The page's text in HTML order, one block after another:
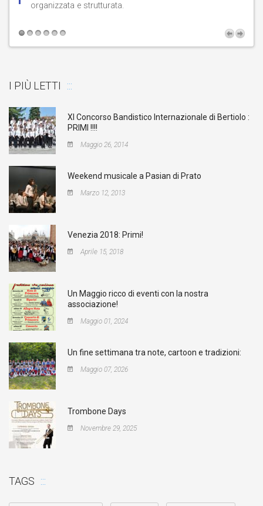
organizzata e strutturata.
I PIÙ LETTI
XI Concorso Bandistico Internazionale di Bertiolo :
PRIMI !!!!
Maggio 26, 2014
Weekend musicale a Pasian di Prato
Marzo 12, 2013
Venezia 2018: Primi!
Aprile 15, 2018
Un Maggio ricco di eventi con la nostra
associazione!
Maggio 01, 2024
Un fine settimana tra note, cartoon e tradizioni:
Maggio 07, 2026
Trombone Days
Novembre 29, 2025
TAGS